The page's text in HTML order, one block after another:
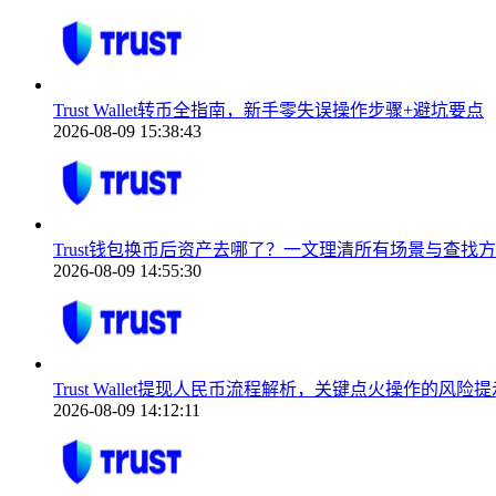
Trust Wallet转币全指南，新手零失误操作步骤+避坑要点
2026-08-09 15:38:43
Trust钱包换币后资产去哪了？一文理清所有场景与查找
2026-08-09 14:55:30
Trust Wallet提现人民币流程解析，关键点火操作的风险
2026-08-09 14:12:11